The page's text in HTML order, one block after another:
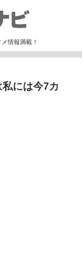
情報満載！
には今7カ